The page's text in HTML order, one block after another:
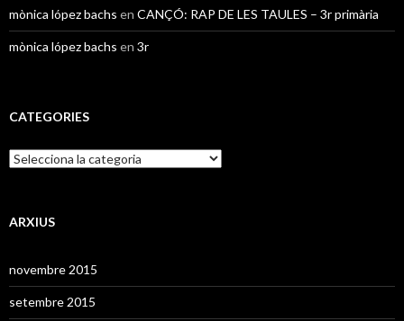
mònica lópez bachs en CANÇÓ: RAP DE LES TAULES – 3r primària
mònica lópez bachs en 3r
CATEGORIES
C
a
g
i
e
s
ARXIUS
novembre 2015
setembre 2015